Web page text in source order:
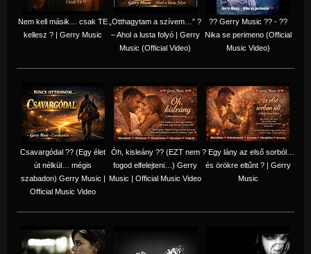
Nem kell másik… csak TE
kellesz ? | Gerry Music
„Otthagytam a szívem…” ?
– Ahol a lusta folyó | Gerry
Music (Official Video)
?? Gerry Music ?? - ??
Nika se perimeno (Official
Music Video)
Csavargódal ?? (Egy élet
út nélkül… mégis
szabadon) Gerry Music |
Official Music Video
Óh, kisleány ?? (EZT nem
fogod elfelejteni…) Gerry
Music | Official Music Video
? Egy lány az első sorból…
és örökre eltűnt ? | Gerry
Music